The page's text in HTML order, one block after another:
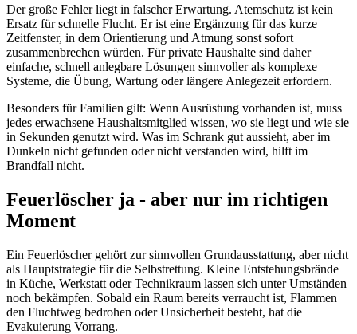
Der große Fehler liegt in falscher Erwartung. Atemschutz ist kein
Ersatz für schnelle Flucht. Er ist eine Ergänzung für das kurze
Zeitfenster, in dem Orientierung und Atmung sonst sofort
zusammenbrechen würden. Für private Haushalte sind daher
einfache, schnell anlegbare Lösungen sinnvoller als komplexe
Systeme, die Übung, Wartung oder längere Anlegezeit erfordern.
Besonders für Familien gilt: Wenn Ausrüstung vorhanden ist, muss
jedes erwachsene Haushaltsmitglied wissen, wo sie liegt und wie sie
in Sekunden genutzt wird. Was im Schrank gut aussieht, aber im
Dunkeln nicht gefunden oder nicht verstanden wird, hilft im
Brandfall nicht.
Feuerlöscher ja - aber nur im richtigen
Moment
Ein Feuerlöscher gehört zur sinnvollen Grundausstattung, aber nicht
als Hauptstrategie für die Selbstrettung. Kleine Entstehungsbrände
in Küche, Werkstatt oder Technikraum lassen sich unter Umständen
noch bekämpfen. Sobald ein Raum bereits verraucht ist, Flammen
den Fluchtweg bedrohen oder Unsicherheit besteht, hat die
Evakuierung Vorrang.